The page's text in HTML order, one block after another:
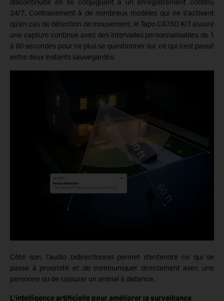
discontinuité en se conjuguant à un enregistrement continu
24/7. Contrairement à de nombreux modèles qui ne s’activent
qu’en cas de détection de mouvement, le Tapo C675D KIT assure
une capture continue avec des intervalles personnalisables de 1
à 60 secondes pour ne plus se questionner sur ce qui s’est passé
entre deux instants sauvegardés.
Côté son, l’audio bidirectionnel permet d’entendre ce qui se
passe à proximité et de communiquer directement avec une
personne ou de rassurer un animal à distance.
L’intelligence artificielle pour améliorer la surveillance